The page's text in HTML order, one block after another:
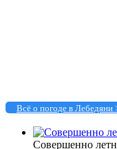
Всё о погоде в Лебедяни
Совершенно